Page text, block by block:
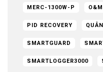
MERC-1300W-P
PID RECOVERY
SMARTGUARD
SMARTLOGGER3000